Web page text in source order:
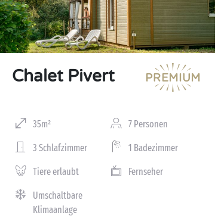
Chalet Pivert
35m² 7 Personen
3 Schlafzimmer 1 Badezimmer
Tiere erlaubt Fernseher
Umschaltbare
Klimaanlage